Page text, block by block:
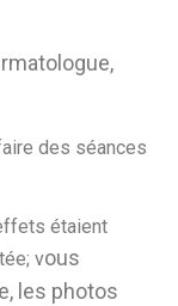
des séances
étaient
vous
les photos